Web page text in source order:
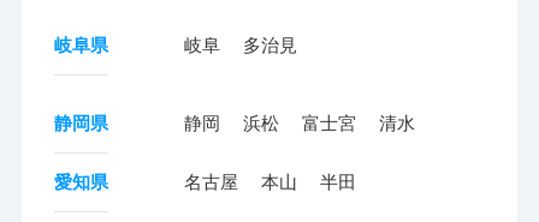
岐阜県 岐阜 多治見
静岡県 静岡 浜松 富士宮 清水
愛知県 名古屋 本山 半田